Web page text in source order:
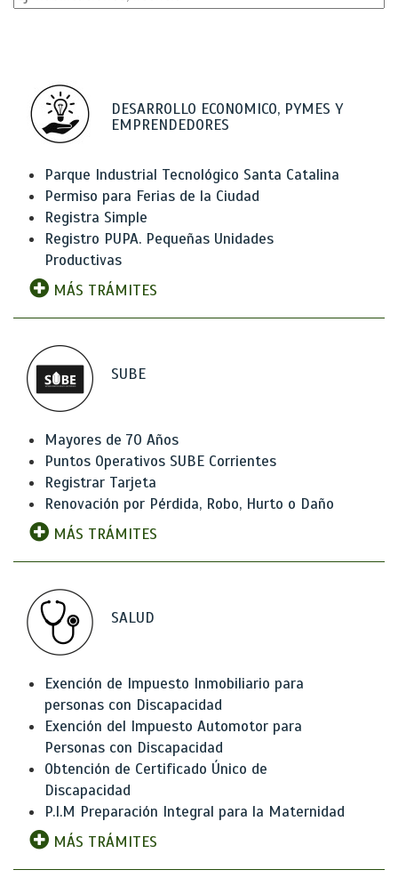
DESARROLLO ECONOMICO, PYMES Y
EMPRENDEDORES
Parque Industrial Tecnológico Santa Catalina
Permiso para Ferias de la Ciudad
Registra Simple
Registro PUPA. Pequeñas Unidades
Productivas
MÁS TRÁMITES
SUBE
Mayores de 70 Años
Puntos Operativos SUBE Corrientes
Registrar Tarjeta
Renovación por Pérdida, Robo, Hurto o Daño
MÁS TRÁMITES
SALUD
Exención de Impuesto Inmobiliario para
personas con Discapacidad
Exención del Impuesto Automotor para
Personas con Discapacidad
Obtención de Certificado Único de
Discapacidad
P.I.M Preparación Integral para la Maternidad
MÁS TRÁMITES